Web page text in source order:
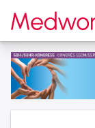
Vers la page